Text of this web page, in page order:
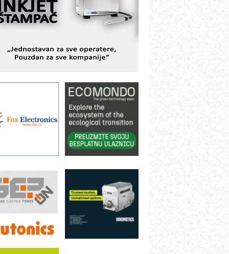
IBeRTIM - oprema za ispitivanje
kvaliteta
sistema
YAMADA pumpe – japanska
Filtration Group Industrial – Napredna
rešenja za filtraciju u hidrauličkim i
procesnim sistemima
kompanije Rittal
FANUC: Najbolje za vašu pametnu
pakovanja · Display
Ready) omotnice
efikasnost bez složenih
oznaka kao dugoročna korist
Bezbednost na prvom mestu!